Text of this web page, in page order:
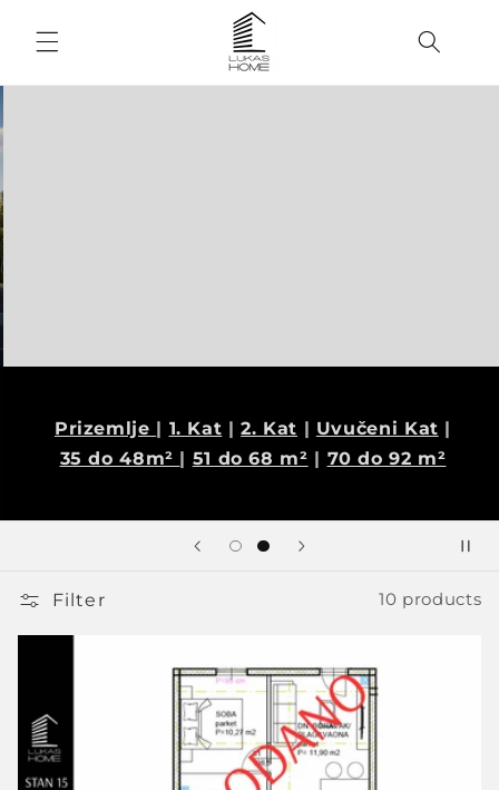
content
Prizemlje | 1. Kat| 2. Kat| Uvučeni Kat|
35 do 48m² | 51 do 68 m²| 70 do 92 m²
Filter 10 products